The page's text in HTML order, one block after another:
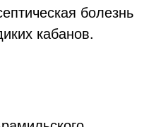
болезнь
кабанов.